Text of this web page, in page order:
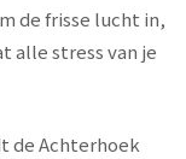
de frisse lucht in,
alle stress van je
de Achterhoek